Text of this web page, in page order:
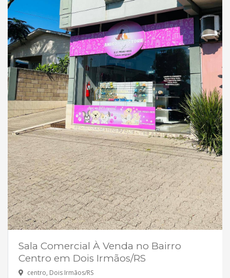
Sala Comercial À Venda no Bairro
Centro em Dois Irmãos/RS
centro, Dois Irmãos/RS